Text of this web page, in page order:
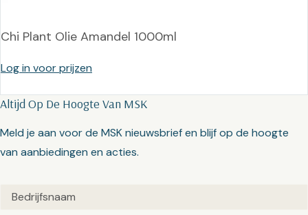
Chi Plant Olie Amandel 1000ml
Log in voor prijzen
Altijd Op De Hoogte Van MSK
Meld je aan voor de MSK nieuwsbrief en blijf op de hoogte
van aanbiedingen en acties.
Untitled(Vereist)